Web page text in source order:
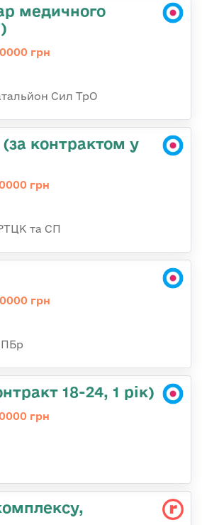
медичного
грн
Сил ТрО
контрактом у
грн
та СП
грн
18-24, 1 рік)
грн